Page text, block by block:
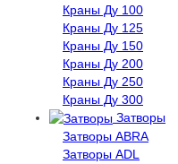
Краны Ду 100
Краны Ду 125
Краны Ду 150
Краны Ду 200
Краны Ду 250
Краны Ду 300
Затворы
Затворы ABRA
Затворы ADL